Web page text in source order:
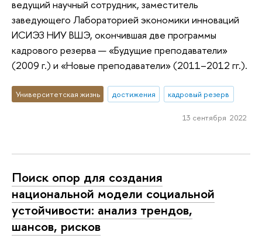
ведущий научный сотрудник, заместитель
заведующего Лабораторией экономики инноваций
ИСИЭЗ НИУ ВШЭ, окончившая две программы
кадрового резерва — «Будущие преподаватели»
(2009 г.) и «Новые преподаватели» (2011–2012 гг.).
Университетская жизнь достижения кадровый резерв
13 сентября 2022
Поиск опор для создания
национальной модели социальной
устойчивости: анализ трендов,
шансов, рисков